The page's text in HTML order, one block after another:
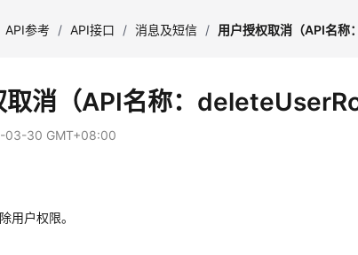
API参考 / API接口 / 消息及短信 / 用户授权取消（API名称
取消（API名称：
03-30 GMT+08:00
用户权限。